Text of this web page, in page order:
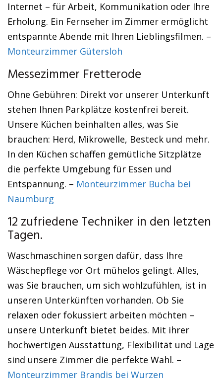
Internet – für Arbeit, Kommunikation oder Ihre
Erholung. Ein Fernseher im Zimmer ermöglicht
entspannte Abende mit Ihren Lieblingsfilmen. –
Monteurzimmer Gütersloh
Messezimmer Fretterode
Ohne Gebühren: Direkt vor unserer Unterkunft
stehen Ihnen Parkplätze kostenfrei bereit.
Unsere Küchen beinhalten alles, was Sie
brauchen: Herd, Mikrowelle, Besteck und mehr.
In den Küchen schaffen gemütliche Sitzplätze
die perfekte Umgebung für Essen und
Entspannung. – Monteurzimmer Bucha bei
Naumburg
12 zufriedene Techniker in den letzten
Tagen.
Waschmaschinen sorgen dafür, dass Ihre
Wäschepflege vor Ort mühelos gelingt. Alles,
was Sie brauchen, um sich wohlzufühlen, ist in
unseren Unterkünften vorhanden. Ob Sie
relaxen oder fokussiert arbeiten möchten –
unsere Unterkunft bietet beides. Mit ihrer
hochwertigen Ausstattung, Flexibilität und Lage
sind unsere Zimmer die perfekte Wahl. –
Monteurzimmer Brandis bei Wurzen